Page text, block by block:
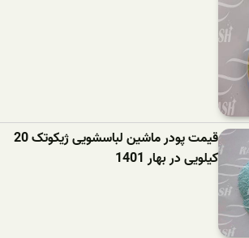
قیمت پودر ماشین لباسشویی ژیکوتک 20
کیلویی در بهار 1401